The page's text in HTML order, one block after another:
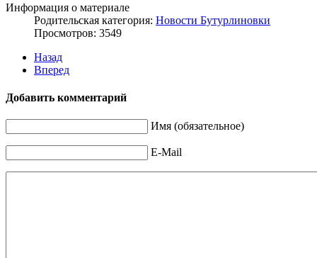
Информация о материале
Родительская категория: Новости Бутурлиновки
Просмотров: 3549
Назад
Вперед
Добавить комментарий
Имя (обязательное)
E-Mail